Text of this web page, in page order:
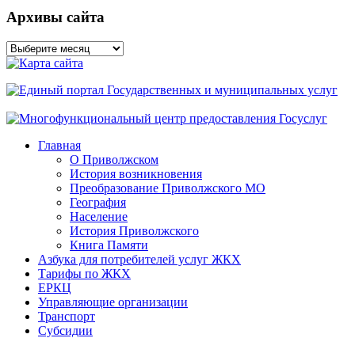
Архивы сайта
Архивы
сайта
Главная
О Приволжском
История возникновения
Преобразование Приволжского МО
География
Население
История Приволжского
Книга Памяти
Азбука для потребителей услуг ЖКХ
Тарифы по ЖКХ
ЕРКЦ
Управляющие организации
Транспорт
Субсидии